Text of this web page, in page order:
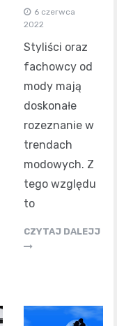
6 czerwca
2022
Styliści oraz
fachowcy od
mody mają
doskonałe
rozeznanie w
trendach
modowych. Z
tego względu
to
CZYTAJ DALEJJ